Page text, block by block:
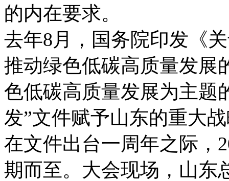
的内在要求。
去年8月，国务院印发《
推动绿色低碳高质量发展
色低碳高质量发展为主题
发”文件赋予山东的重大
在文件出台一周年之际，
期而至。大会现场，山东